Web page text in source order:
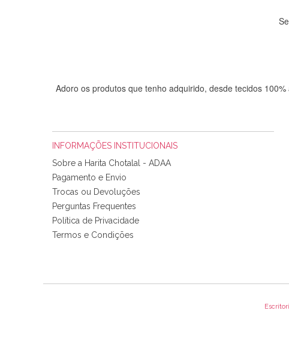
Adoro os produtos que tenho adquirido, desde tecidos
Tudo chegou em condições, pois os produtos vieram muito
padrão e cores muito bonitas e a execução está
INFORMAÇÕES INSTITUCIONAIS
Sobre a Harita Chotalal - ADAA
Pagamento e Envio
Trocas ou Devoluções
Perguntas Frequentes
Política de Privacidade
Termos e Condições